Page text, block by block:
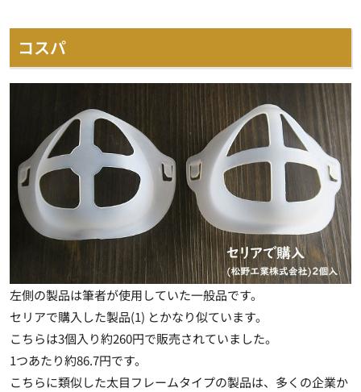
コスパ
左側の製品は筆者が使用していた一般品です。
セリアで購入した製品(1) とかなり似ています。
こちらは3個入り約260円で販売されていました。
1つあたり約86.7円です。
こちらに類似した太目フレームタイプの製品は、多くの企業か